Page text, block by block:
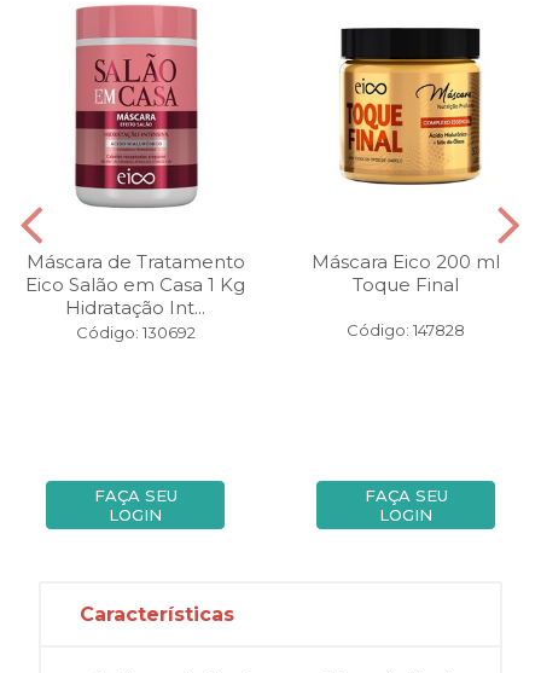
Máscara de Tratamento
Eico Salão em Casa 1 Kg
Hidratação Int...
Código: 130692
FAÇA SEU
LOGIN
Máscara Eico 200 ml
Toque Final
Código: 147828
FAÇA SEU
LOGIN
Características